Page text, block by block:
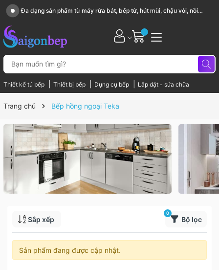
Đa dạng sản phẩm từ máy rửa bát, bếp từ, hút mùi, chậu vòi, nồi
chảo...
Thiết kế tủ bếp Thiết bị bếp Dụng cụ bếp Lắp đặt - sửa chữa
Trang chủ Bếp hồng ngoại Teka
Sắp xếp Bộ lọc
0
Sản phẩm đang được cập nhật.